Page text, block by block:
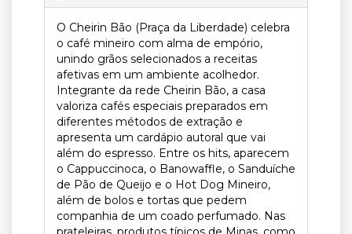
O Cheirin Bão (Praça da Liberdade) celebra
o café mineiro com alma de empório,
unindo grãos selecionados a receitas
afetivas em um ambiente acolhedor.
Integrante da rede Cheirin Bão, a casa
valoriza cafés especiais preparados em
diferentes métodos de extração e
apresenta um cardápio autoral que vai
além do espresso. Entre os hits, aparecem
o Cappuccinoca, o Banowaffle, o Sanduíche
de Pão de Queijo e o Hot Dog Mineiro,
além de bolos e tortas que pedem
companhia de um coado perfumado. Nas